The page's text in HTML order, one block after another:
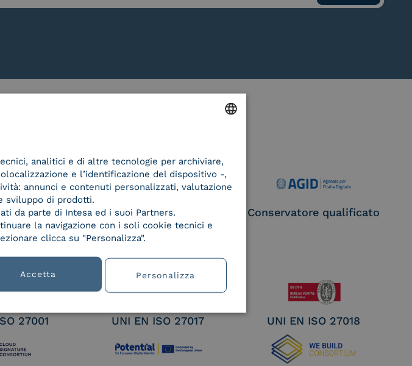
e
SPID
Service Provider e
Aggregatore CIE
Conservatore qualificato
27001 UNI EN ISO 27017 UNI EN ISO 27018
ITALIAN
analitici e di altre tecnologie per archiviare,
e l’identificazione del dispositivo -,
annunci e contenuti personalizzati, valutazione
sviluppo di prodotti.
da parte di Intesa ed i suoi Partners.
la navigazione con i soli cookie tecnici e
clicca su "Personalizza".
Accetta Personalizza